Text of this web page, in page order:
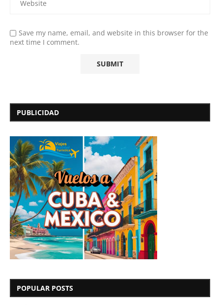
Save my name, email, and website in this browser for the
next time I comment.
PUBLICIDAD
POPULAR POSTS